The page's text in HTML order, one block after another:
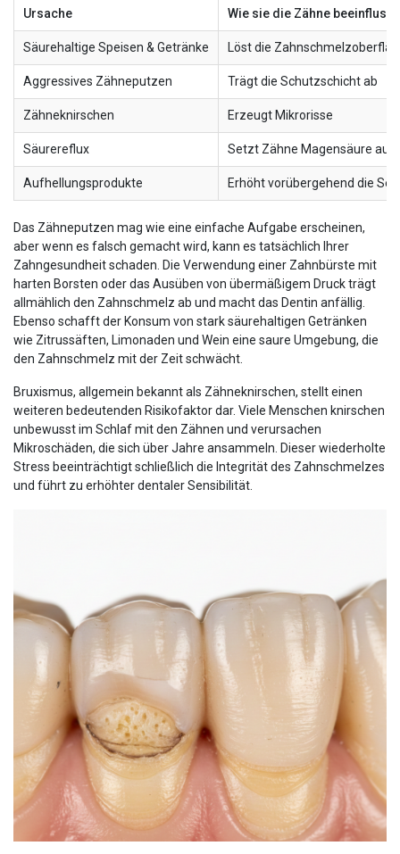
Ursache Wie sie die Zähne beeinflusst
Säurehaltige Speisen & Getränke Löst die
Aggressives Zähneputzen Trägt die Schutzschicht ab
Zähneknirschen Erzeugt Mikrorisse
Säurereflux Setzt Zähne Magensäure aus
Aufhellungsprodukte Erhöht vorübergehend die
Das Zähneputzen mag wie eine einfache Aufgabe erscheinen,
aber wenn es falsch gemacht wird, kann es tatsächlich Ihrer
Zahngesundheit schaden. Die Verwendung einer Zahnbürste mit
harten Borsten oder das Ausüben von übermäßigem Druck trägt
allmählich den Zahnschmelz ab und macht das Dentin anfällig.
Ebenso schafft der Konsum von stark säurehaltigen Getränken
wie Zitrussäften, Limonaden und Wein eine saure Umgebung, die
den Zahnschmelz mit der Zeit schwächt.
Bruxismus, allgemein bekannt als Zähneknirschen, stellt einen
weiteren bedeutenden Risikofaktor dar. Viele Menschen knirschen
unbewusst im Schlaf mit den Zähnen und verursachen
Mikroschäden, die sich über Jahre ansammeln. Dieser wiederholte
Stress beeinträchtigt schließlich die Integrität des Zahnschmelzes
und führt zu erhöhter dentaler Sensibilität.